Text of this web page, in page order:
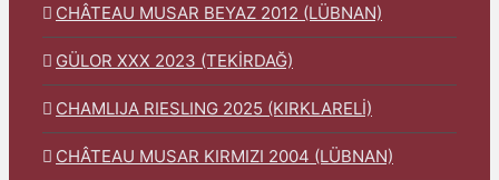
CHÂTEAU MUSAR BEYAZ 2012 (LÜBNAN)
GÜLOR XXX 2023 (TEKİRDAĞ)
CHAMLIJA RIESLING 2025 (KIRKLARELİ)
CHÂTEAU MUSAR KIRMIZI 2004 (LÜBNAN)